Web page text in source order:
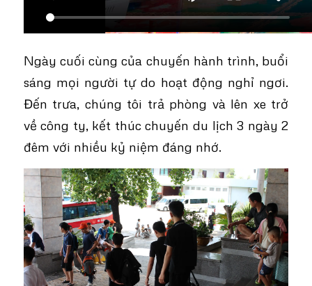
Ngày cuối cùng của chuyến hành trình, buổi
sáng mọi người tự do hoạt động nghỉ ngơi.
Đến trưa, chúng tôi trả phòng và lên xe trở
về công ty, kết thúc chuyến du lịch 3 ngày 2
đêm với nhiều kỷ niệm đáng nhớ.